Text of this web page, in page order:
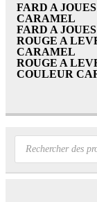
FARD A
CARAMEL
FARD A
ROUGE A
CARAMEL
ROUGE A
COULEUR
Recherche
produits